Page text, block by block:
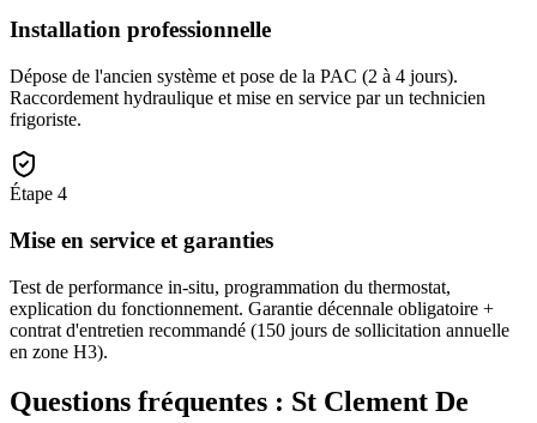
Installation professionnelle
Dépose de l'ancien système et pose de la PAC (2 à 4 jours).
Raccordement hydraulique et mise en service par un technicien
frigoriste.
Étape 4
Mise en service et garanties
Test de performance in-situ, programmation du thermostat,
explication du fonctionnement. Garantie décennale obligatoire +
contrat d'entretien recommandé (150 jours de sollicitation annuelle
en zone H3).
Questions fréquentes : St Clement De